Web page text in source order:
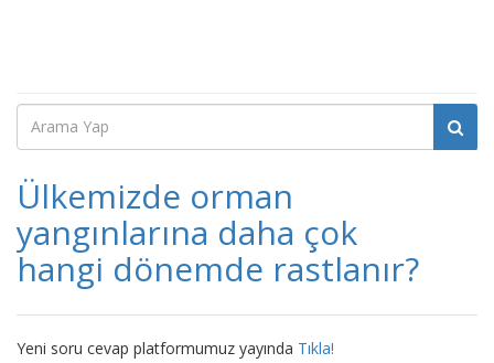
Ülkemizde orman
yangınlarına daha çok
hangi dönemde rastlanır?
Yeni soru cevap platformumuz yayında Tıkla!